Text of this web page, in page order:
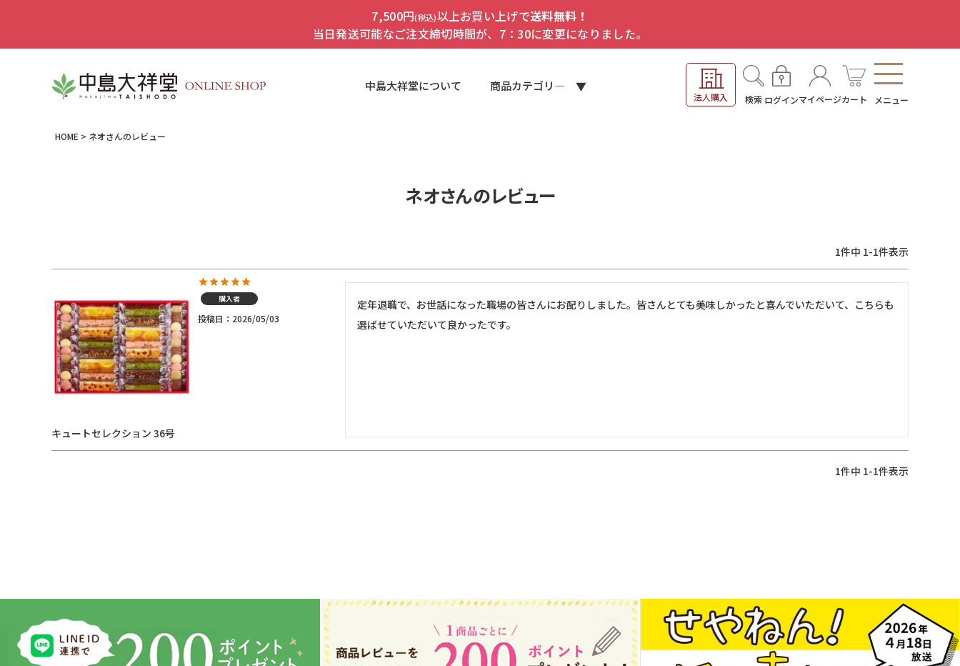
7,500円(税込)以上お買い上げで送料無料！
当日発送可能なご注文締切時間が、7：30に変更になりました。
中島大祥堂について 商品カテゴリ―
法人購入 検索 ログインマイページカート メニュー
HOME ネオさんのレビュー
ネオさんのレビュー
1件中 1-1件表示
キュートセレクション 36号
購入者
投稿日 2026/05/03
定年退職で、お世話になった職場の皆さんにお配りしました。皆さんとても美味しかったと喜んでいただいて、こちらも
選ばせていただいて良かったです。
1件中 1-1件表示